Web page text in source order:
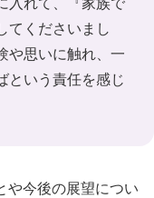
てくださいまし
や思いに触れ、一
という責任を感じ
今後の展望につい